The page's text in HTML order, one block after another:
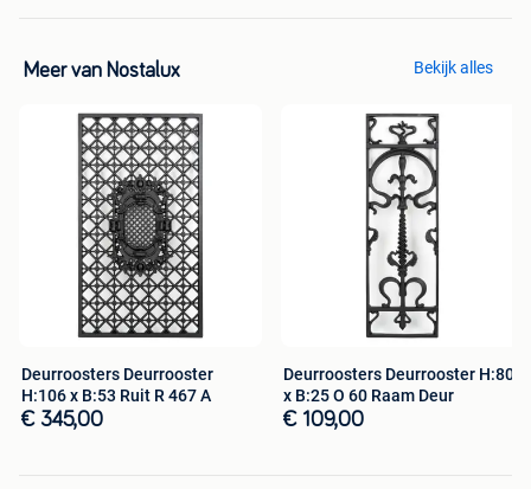
Interesse in dit mooie product? Bekijk dit product op:
Meer van Nostalux Bekijk alles
Deurroosters Deurrooster
H:106 x B:53 Ruit R 467 A
€ 345,00
Deurroosters Deurrooster H:80
x B:25 O 60 Raam Deur
€ 109,00